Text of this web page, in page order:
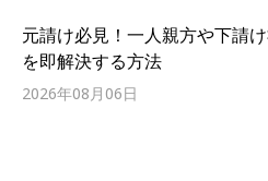
元請け必見！一人親方や下請
を即解決する方法
2026年08月06日